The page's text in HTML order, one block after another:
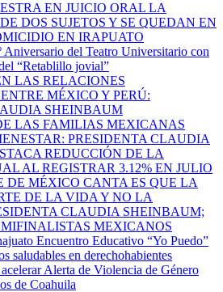
EN JUICIO ORAL LA
DOS SUJETOS Y SE QUEDAN EN
EN IRAPUATO
Aniversario del Teatro Universitario con
“Retablillo jovial”
LAS RELACIONES
MÉXICO Y PERÚ:
SHEINBAUM
LAS FAMILIAS MEXICANAS
PRESIDENTA CLAUDIA
REDUCCIÓN DE LA
AL REGISTRAR 3.12% EN JULIO
DE MÉXICO CANTA ES QUE LA
DE LA VIDA Y NO LA
CLAUDIA SHEINBAUM;
MEXICANOS
Encuentro Educativo “Yo Puedo”
saludables en derechohabientes
Alerta de Violencia de Género
de Coahuila